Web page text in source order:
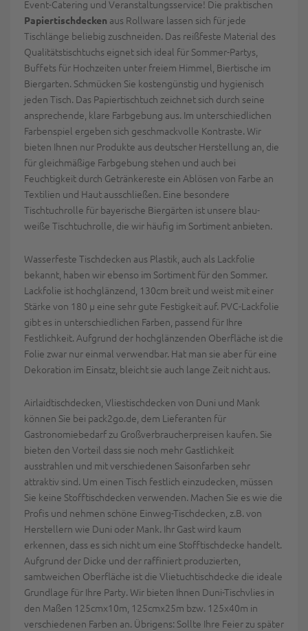
Event-Catering und Veranstaltungsservice! Die praktischen
Papiertischdecken aus Rollware lassen sich für jede
Tischlänge beliebig zuschneiden. Das reißfeste Material des
Qualitätstischtuchs eignet sich ideal für Sommer-Partys,
Buffets für Hochzeiten unter freiem Himmel, Biertische im
Biergarten. Schmücken Sie kostengünstig und hygienisch
jeden Tisch. Das Papiertischtuch zeichnet sich durch seine
ansprechende, klare Farbgebung aus. Im unterschiedlichen
Farbenspiel ergeben sich geschmackvolle Kontraste. Wir
bieten Ihnen nur Produkte aus deutscher Herstellung an, die
für gleichmäßige Farbgebung stehen und auch bei
Feuchtigkeit durch Getränkereste ein Ablösen von Farbe an
Textilien und Haut ausschließen. Eine besondere
Tischtuchrolle für bayerische Biergärten ist unsere blau-
weiße Tischtuchrolle, die wir häufig im Sortiment anbieten.
Wasserfeste Tischdecken aus Plastik, auch als Lackfolie
bekannt, haben wir ebenso im Sortiment für den Sommer.
Lackfolie ist hochglänzend, 130cm breit und weist mit einer
Stärke von 180 µ eine sehr gute Festigkeit auf. PVC-Lackfolie
gibt es in unterschiedlichen Farben, passend für Ihre
Festlichkeit. Aufgrund der hochglänzenden Oberfläche ist die
Folie zwar nur einmal verwendbar. Hat man sie aber für eine
Dekoration im Einsatz, bleicht sie auch lange Zeit nicht aus.
Airlaidtischdecken, Vliestischdecken von Duni und Mank
können Sie bei pack2go.de, dem Lieferanten für
Gastronomiebedarf zu Großverbraucherpreisen kaufen. Sie
bieten den Vorteil dass sie noch mehr Gastlichkeit
ausstrahlen und mit verschiedenen Saisonfarben sehr
attraktiv sind. Um einen Tisch festlich einzudecken, müssen
Sie keine Stofftischdecken verwenden. Machen Sie es wie die
Profis und nehmen schöne Einweg-Tischdecken, z.B. von
Herstellern wie Duni oder Mank. Ihr Gast wird kaum
erkennen, dass es sich nicht um eine Stofftischdecke handelt.
Aufgrund der Dicke und der raffiniert produzierten,
samtweichen Oberfläche ist die Vlietuchtischdecke die ideale
Grundlage für Ihre Party. Wir bieten Ihnen Duni-Tischvlies in
den Maßen 125cmx10m, 125cmx25m bzw. 125x40m in
verschiedenen Farben an. Übrigens: Sollte Ihre Feier zu später